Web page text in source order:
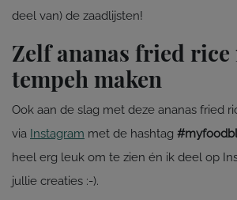
deel van) de zaadlijsten!
Zelf ananas fried
tempeh maken
Ook aan de slag met deze ananas fried
via Instagram met de hashtag
heel erg leuk om te zien én ik deel op
jullie creaties :-).